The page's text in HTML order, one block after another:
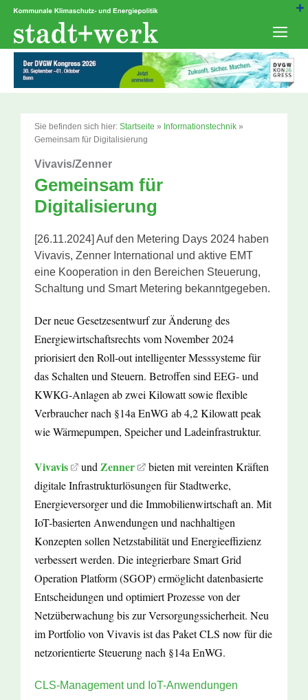
Zum
springen
Sie befinden sich hier: Startseite » Informationstechnik »
Gemeinsam für Digitalisierung
Vivavis/Zenner
Gemeinsam für
Digitalisierung
[26.11.2024] Auf den Metering Days 2024 haben
Vivavis, Zenner International und aktive EMT
eine Kooperation in den Bereichen Steuerung,
Schaltung und Smart Metering bekanntgegeben.
Der neue Gesetzesentwurf zur Änderung des
Energiewirtschaftsrechts vom November 2024
priorisiert den Roll-out intelligenter Messsysteme für
das Schalten und Steuern. Betroffen sind EEG- und
KWKG-Anlagen ab zwei Kilowatt sowie flexible
Verbraucher nach §14a EnWG ab 4,2 Kilowatt peak
wie Wärmepumpen, Speicher und Ladeinfrastruktur.
Vivavis undZenner
bieten mit vereinten Kräften
digitale Infrastrukturlösungen für Stadtwerke,
Energieversorger und die Immobilienwirtschaft an. Mit
IoT-basierten Anwendungen und nachhaltigen
Konzepten sollen Netzstabilität und Energieeffizienz
verbessert werden. Die integrierbare Smart Grid
Operation Platform (SGOP) ermöglicht datenbasierte
Entscheidungen und optimiert Prozesse von der
Netzüberwachung bis zur Versorgungssicherheit. Neu
im Portfolio von Vivavis ist das Paket CLS now für die
netzorientierte Steuerung nach §14a EnWG.
CLS-Management und IoT-Anwendungen